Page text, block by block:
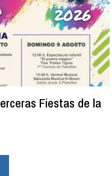
Fiestas de la